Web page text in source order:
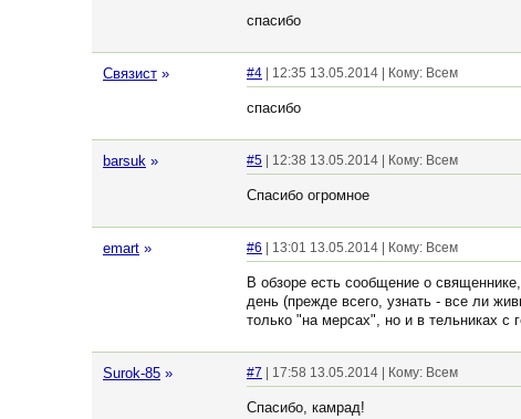
спасибо
Связист » #4 | 12:35 13.05.2014 | Кому: Всем
спасибо
barsuk » #5 | 12:38 13.05.2014 | Кому: Всем
Спасибо огромное
emart » #6 | 13:01 13.05.2014 | Кому: Всем
В обзоре есть сообщение о
день (прежде всего, узнать - все ли
только "на мерсах", но и в тельниках с
Surok-85 » #7 | 17:58 13.05.2014 | Кому: Всем
Спасибо, камрад!